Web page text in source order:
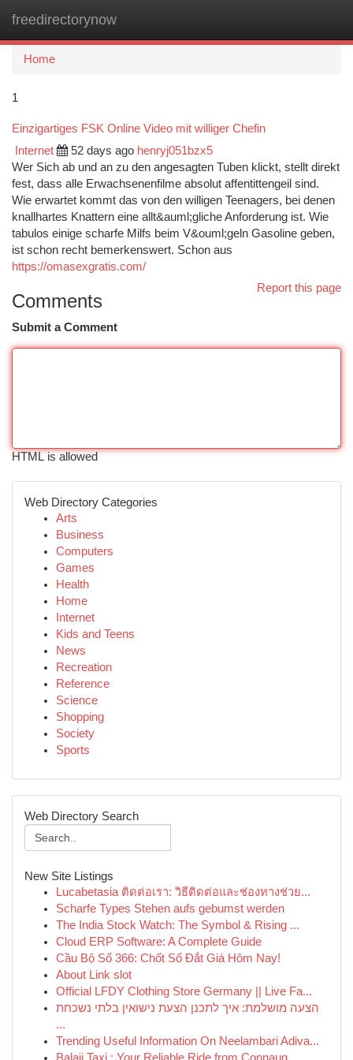
freedirectorynow
Home
1
Einzigartiges FSK Online Video mit williger Chefin
Internet 52 days ago henryj051bzx5
Wer Sich ab und an zu den angesagten Tuben klickt, stellt direkt
fest, dass alle Erwachsenenfilme absolut affentittengeil sind.
Wie erwartet kommt das von den willigen Teenagers, bei denen
knallhartes Knattern eine allt&auml;gliche Anforderung ist. Wie
tabulos einige scharfe Milfs beim V&ouml;geln Gasoline geben,
ist schon recht bemerkenswert. Schon aus
https://omasexgratis.com/
Report this page
Comments
Submit a Comment
HTML is allowed
Web Directory Categories
Arts
Business
Computers
Games
Health
Home
Internet
Kids and Teens
News
Recreation
Reference
Science
Shopping
Society
Sports
Web Directory Search
New Site Listings
Lucabetasia ติดต่อเรา: วิธีติดต่อและช่องทางช่วย...
Scharfe Types Stehen aufs gebumst werden
The India Stock Watch: The Symbol & Rising ...
Cloud ERP Software: A Complete Guide
Cầu Bộ Số 366: Chốt Số Đắt Giá Hôm Nay!
About Link slot
Official LFDY Clothing Store Germany || Live Fa...
הצעה מושלמת: איך לתכנן הצעת נישואין בלתי נשכחת
...
Trending Useful Information On Neelambari Adiva...